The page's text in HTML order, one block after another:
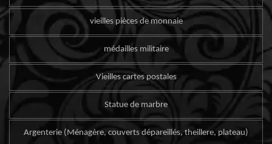
vieilles pièces de monnaie
médailles militaire
Vieilles cartes postales
Statue de marbre
Argenterie (Ménagère, couverts dépareillés, theillere, plateau)